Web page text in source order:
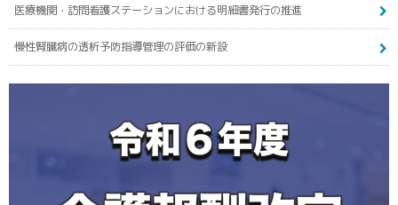
医療機関・訪問看護ステーションにおける明細書発行の推進
慢性腎臓病の透析予防指導管理の評価の新設